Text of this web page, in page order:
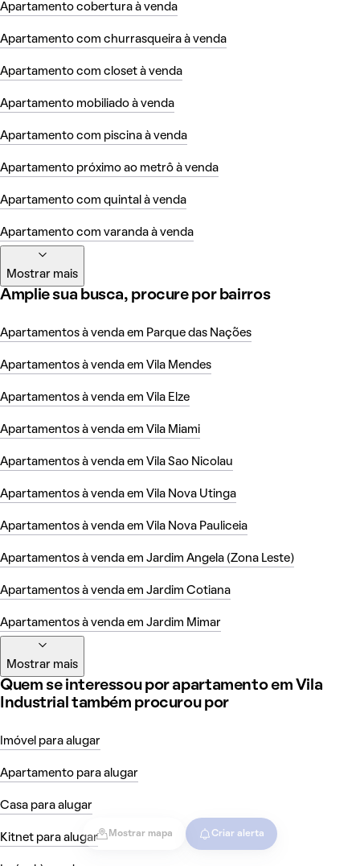
Mostrar mapa Criar alerta
Apartamento cobertura à venda
Apartamento com churrasqueira à venda
Apartamento com closet à venda
Apartamento mobiliado à venda
Apartamento com piscina à venda
Apartamento próximo ao metrô à venda
Apartamento com quintal à venda
Apartamento com varanda à venda
Mostrar mais
Amplie sua busca, procure por bairros
Apartamentos à venda em Parque das Nações
Apartamentos à venda em Vila Mendes
Apartamentos à venda em Vila Elze
Apartamentos à venda em Vila Miami
Apartamentos à venda em Vila Sao Nicolau
Apartamentos à venda em Vila Nova Utinga
Apartamentos à venda em Vila Nova Pauliceia
Apartamentos à venda em Jardim Angela (Zona Leste)
Apartamentos à venda em Jardim Cotiana
Apartamentos à venda em Jardim Mimar
Mostrar mais
Quem se interessou por apartamento em Vila
Industrial também procurou por
Imóvel para alugar
Apartamento para alugar
Casa para alugar
Kitnet para alugar